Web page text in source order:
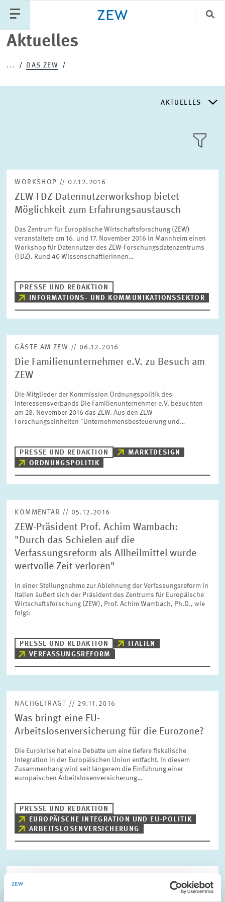
Aktuelles
... DAS ZEW
AKTUELLES
AKTUELLES
ÜBER DAS ZEW
GESCHICHTE
FORSCHUNG
GREMIEN
HEINZ-KÖNIG-AWARD
WISSENSCHAFTSPREIS
Text
Monat
Bitte wählen Sie einen Monat
Bitte wählen
Themen
Bitte wählen
WORKSHOP // 07.12.2016
ZEW-FDZ-Datennutzerworkshop bietet
Möglichkeit zum Erfahrungsaustausch
Das Zentrum für Europäische Wirtschaftsforschung (ZEW)
veranstaltete am 16. und 17. November 2016 in Mannheim einen
Workshop für Datennutzer des ZEW-Forschungsdatenzentrums
(FDZ). Rund 40 Wissenschaftlerinnen…
PRESSE UND REDAKTION
INFORMATIONS- UND KOMMUNIKATIONSSEKTOR
GÄSTE AM ZEW // 06.12.2016
Die Familienunternehmer e.V. zu Besuch am
ZEW
Die Mitglieder der Kommission Ordnungspolitik des
Interessensverbands Die Familienunternehmer e.V. besuchten
am 28. November 2016 das ZEW. Aus den ZEW-
Forschungseinheiten "Unternehmensbesteuerung und…
PRESSE UND REDAKTION
MARKTDESIGN
ORDNUNGSPOLITIK
KOMMENTAR // 05.12.2016
ZEW-Präsident Prof. Achim Wambach:
"Durch das Schielen auf die
Verfassungsreform als Allheilmittel wurde
wertvolle Zeit verloren"
In einer Stellungnahme zur Ablehnung der Verfassungsreform in
Italien äußert sich der Präsident des Zentrums für Europäische
Wirtschaftsforschung (ZEW), Prof. Achim Wambach, Ph.D., wie
folgt:
PRESSE UND REDAKTION
ITALIEN
VERFASSUNGSREFORM
NACHGEFRAGT // 29.11.2016
Was bringt eine EU-
Arbeitslosenversicherung für die Eurozone?
Die Eurokrise hat eine Debatte um eine tiefere fiskalische
Integration in der Europäischen Union entfacht. In diesem
Zusammenhang wird seit längerem die Einführung einer
europäischen Arbeitslosenversicherung…
PRESSE UND REDAKTION
EUROPÄISCHE INTEGRATION UND EU-POLITIK
ARBEITSLOSENVERSICHERUNG
öffnet